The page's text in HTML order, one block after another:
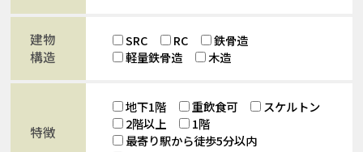
建物
構造
SRC RC
鉄骨造
軽量鉄骨造
木造
特徴
地下1階 重飲食可
スケルトン
2階以上
1階
最寄り駅から徒歩5分以内